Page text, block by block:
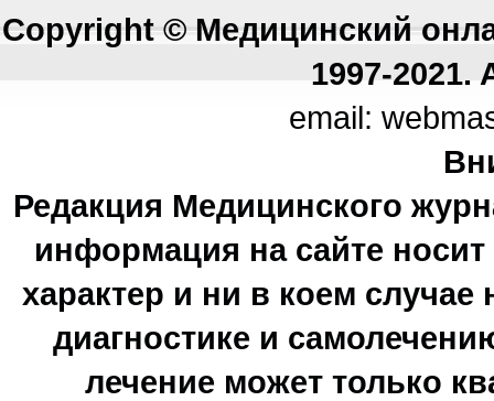
Copyright © Медицинский
1997-2021.
email:
Редакция Медицинского
информация на сайте
характер и ни в коем
диагностике и
лечение может только